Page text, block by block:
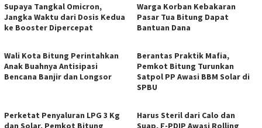
Supaya Tangkal Omicron,
Jangka Waktu dari Dosis Kedua
ke Booster Dipercepat
Warga Korban Kebakaran
Pasar Tua Bitung Dapat
Bantuan Dana
Wali Kota Bitung Perintahkan
Anak Buahnya Antisipasi
Bencana Banjir dan Longsor
Berantas Praktik Mafia,
Pemkot Bitung Turunkan
Satpol PP Awasi BBM Solar di
SPBU
Perketat Penyaluran LPG 3 Kg
dan Solar, Pemkot Bitung
Harus Steril dari Calo dan
Suap, F-PDIP Awasi Rolling